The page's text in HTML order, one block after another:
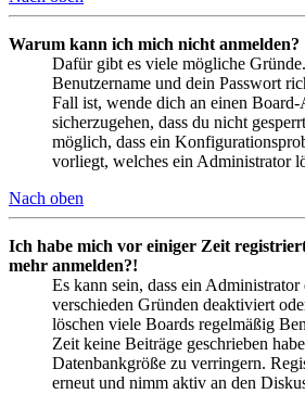
Warum kann ich mich nicht anmelden?
Dafür gibt es viele mögliche
Benutzername und dein Passwort
Fall ist, wende dich an einen
sicherzugehen, dass du nicht
möglich, dass ein
vorliegt, welches ein Administrator
Nach oben
Ich habe mich vor einiger Zeit
mehr anmelden?!
Es kann sein, dass ein
verschieden Gründen deaktiviert
löschen viele Boards regelmäßig
Zeit keine Beiträge geschrieben
Datenbankgröße zu verringern.
erneut und nimm aktiv an den